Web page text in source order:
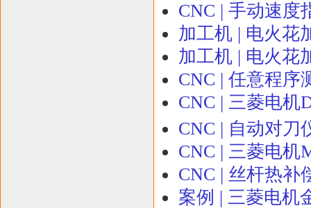
CNC | 手动速度
加工机 | 电火花
加工机 | 电火花
CNC | 任意程序
CNC | 三菱电机
CNC | 自动对刀
CNC | 三菱电机
CNC | 丝杆热补
案例 | 三菱电机